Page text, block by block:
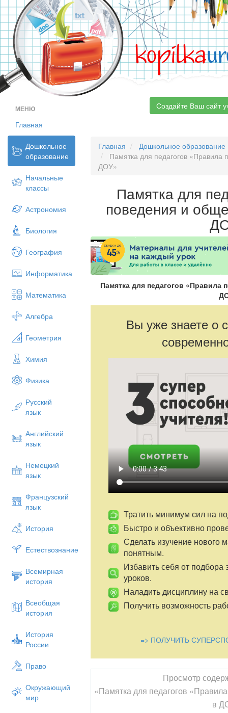
kopilka
МЕНЮ
Главная
Дошкольное
образование
Начальные
классы
Астрономия
Биология
География
Информатика
Математика
Алгебра
Геометрия
Химия
Физика
Русский
язык
Английский
язык
Немецкий
язык
Французский
язык
История
Естествознание
Всемирная
история
Всеобщая
история
История
России
Право
Окружающий
мир
Создайте Ваш сайт
Главная
Дошкольное образование
Памятка для педагогов «Правила
ДОУ»
Памятка для
поведения и
Памятка для педагогов «Правила
Вы уже знаете о
Тратить минимум сил на
Быстро и объективно
Сделать изучение нового
понятным.
Избавить себя от подбора
уроков.
Наладить дисциплину на
Получить возможность
=> ПОЛУЧИТЬ
Просмотр
«Памятка для педагогов
в